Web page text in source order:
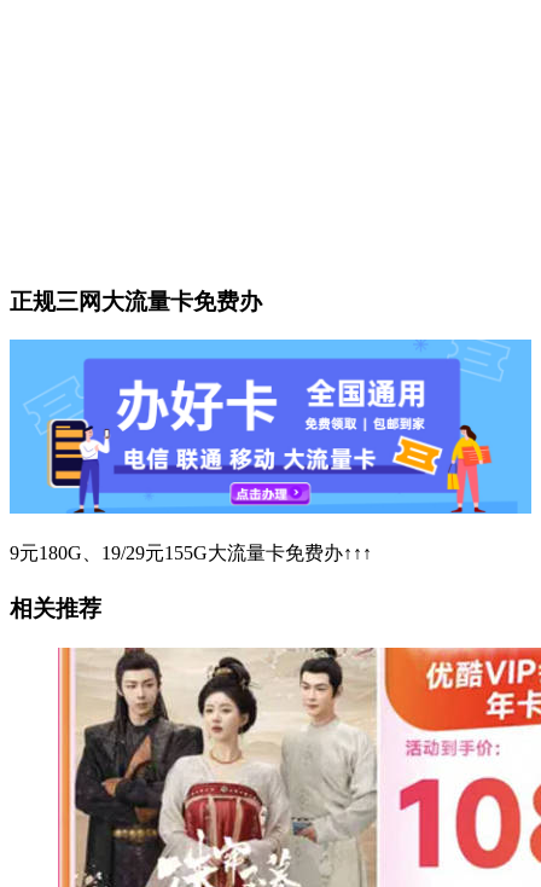
正规三网大流量卡免费办
9元180G、19/29元155G大流量卡免费办↑↑↑
相关推荐